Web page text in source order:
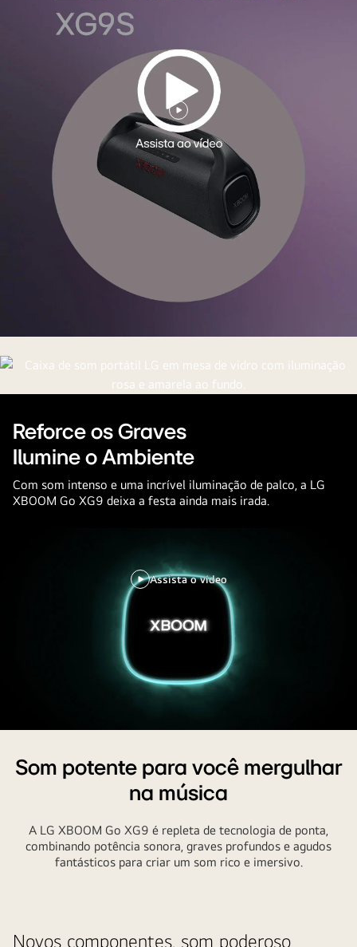
Reforce os Graves
Ilumine o Ambiente
Com som intenso e uma incrível iluminação de palco, a LG
XBOOM Go XG9 deixa a festa ainda mais irada.
Assista o vídeo
Som potente para você mergulhar
na música
A LG XBOOM Go XG9 é repleta de tecnologia de ponta,
combinando potência sonora, graves profundos e agudos
fantásticos para criar um som rico e imersivo.
Novos componentes, som poderoso